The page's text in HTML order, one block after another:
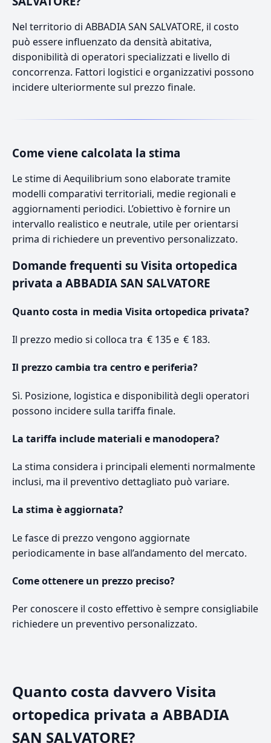
Nel territorio di ABBADIA SAN SALVATORE, il costo
può essere influenzato da densità abitativa,
disponibilità di operatori specializzati e livello di
concorrenza. Fattori logistici e organizzativi possono
incidere ulteriormente sul prezzo finale.
Come viene calcolata la stima
Le stime di Aequilibrium sono elaborate tramite
modelli comparativi territoriali, medie regionali e
aggiornamenti periodici. L’obiettivo è fornire un
intervallo realistico e neutrale, utile per orientarsi
prima di richiedere un preventivo personalizzato.
Domande frequenti su Visita ortopedica
privata a ABBADIA SAN SALVATORE
Quanto costa in media Visita ortopedica privata?
Il prezzo medio si colloca tra € 135 e € 183.
Il prezzo cambia tra centro e periferia?
Sì. Posizione, logistica e disponibilità degli operatori
possono incidere sulla tariffa finale.
La tariffa include materiali e manodopera?
La stima considera i principali elementi normalmente
inclusi, ma il preventivo dettagliato può variare.
La stima è aggiornata?
Le fasce di prezzo vengono aggiornate
periodicamente in base all’andamento del mercato.
Come ottenere un prezzo preciso?
Per conoscere il costo effettivo è sempre consigliabile
richiedere un preventivo personalizzato.
Quanto costa davvero Visita
ortopedica privata a ABBADIA
SAN SALVATORE?